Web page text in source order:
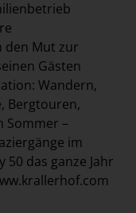
den Mut zur
Gästen
Wandern,
Bergtouren,
Sommer –
im
das ganze Jahr